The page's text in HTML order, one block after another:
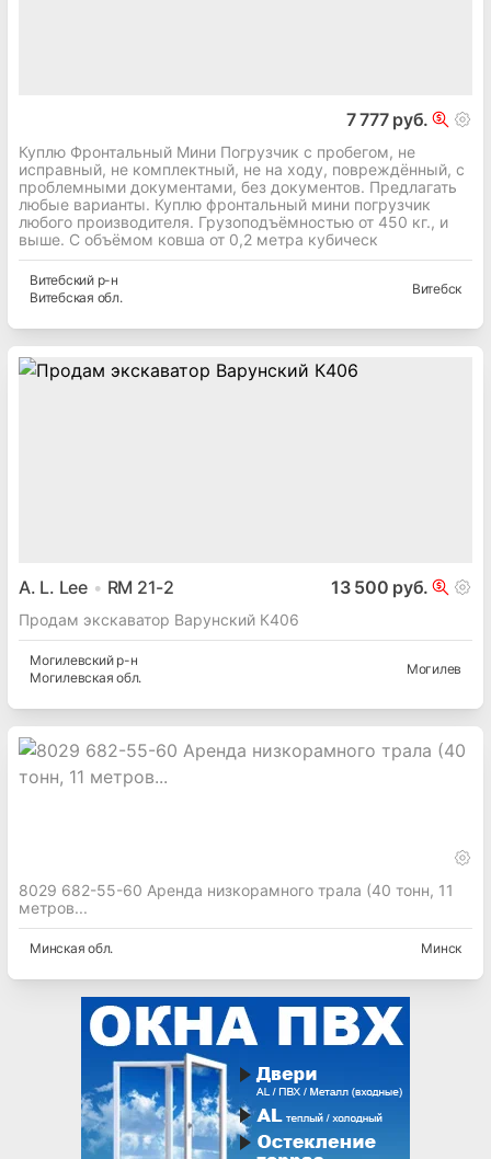
7 777 руб.
Куплю Фронтальный Мини Погрузчик с пробегом, не
исправный, не комплектный, не на ходу, повреждённый, с
проблемными документами, без документов. Предлагать
любые варианты. Куплю фронтальный мини погрузчик
любого производителя. Грузоподъёмностью от 450 кг., и
выше. С объёмом ковша от 0,2 метра кубическ
Витебскийр-н
Витебская обл.
Витебск
A. L. Lee RM 21-2 13 500 руб.
Продам экскаватор Варунский К406
Могилевскийр-н
Могилевская обл.
Могилев
8029 682-55-60 Аренда низкорамного трала (40 тонн, 11
метров...
Минская обл. Минск